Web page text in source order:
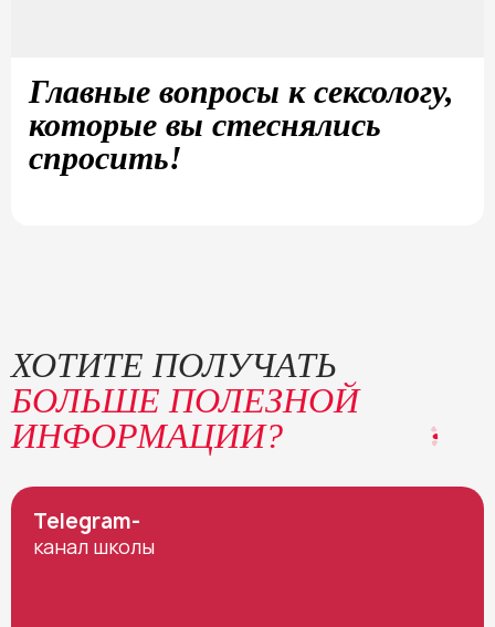
Главные вопросы к сексологу,
которые вы стеснялись
спросить!
ХОТИТЕ ПОЛУЧАТЬ
БОЛЬШЕ ПОЛЕЗНОЙ
ИНФОРМАЦИИ?
Telegram-
канал школы